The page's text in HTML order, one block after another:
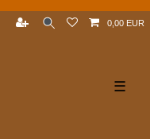
0,00 EUR
☰